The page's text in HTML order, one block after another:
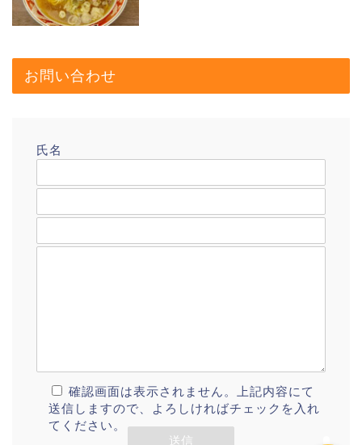
お問い合わせ
氏名
確認画面は表示されません。上記内容にて
送信しますので、よろしければチェックを入れ
てください。
プロフィール